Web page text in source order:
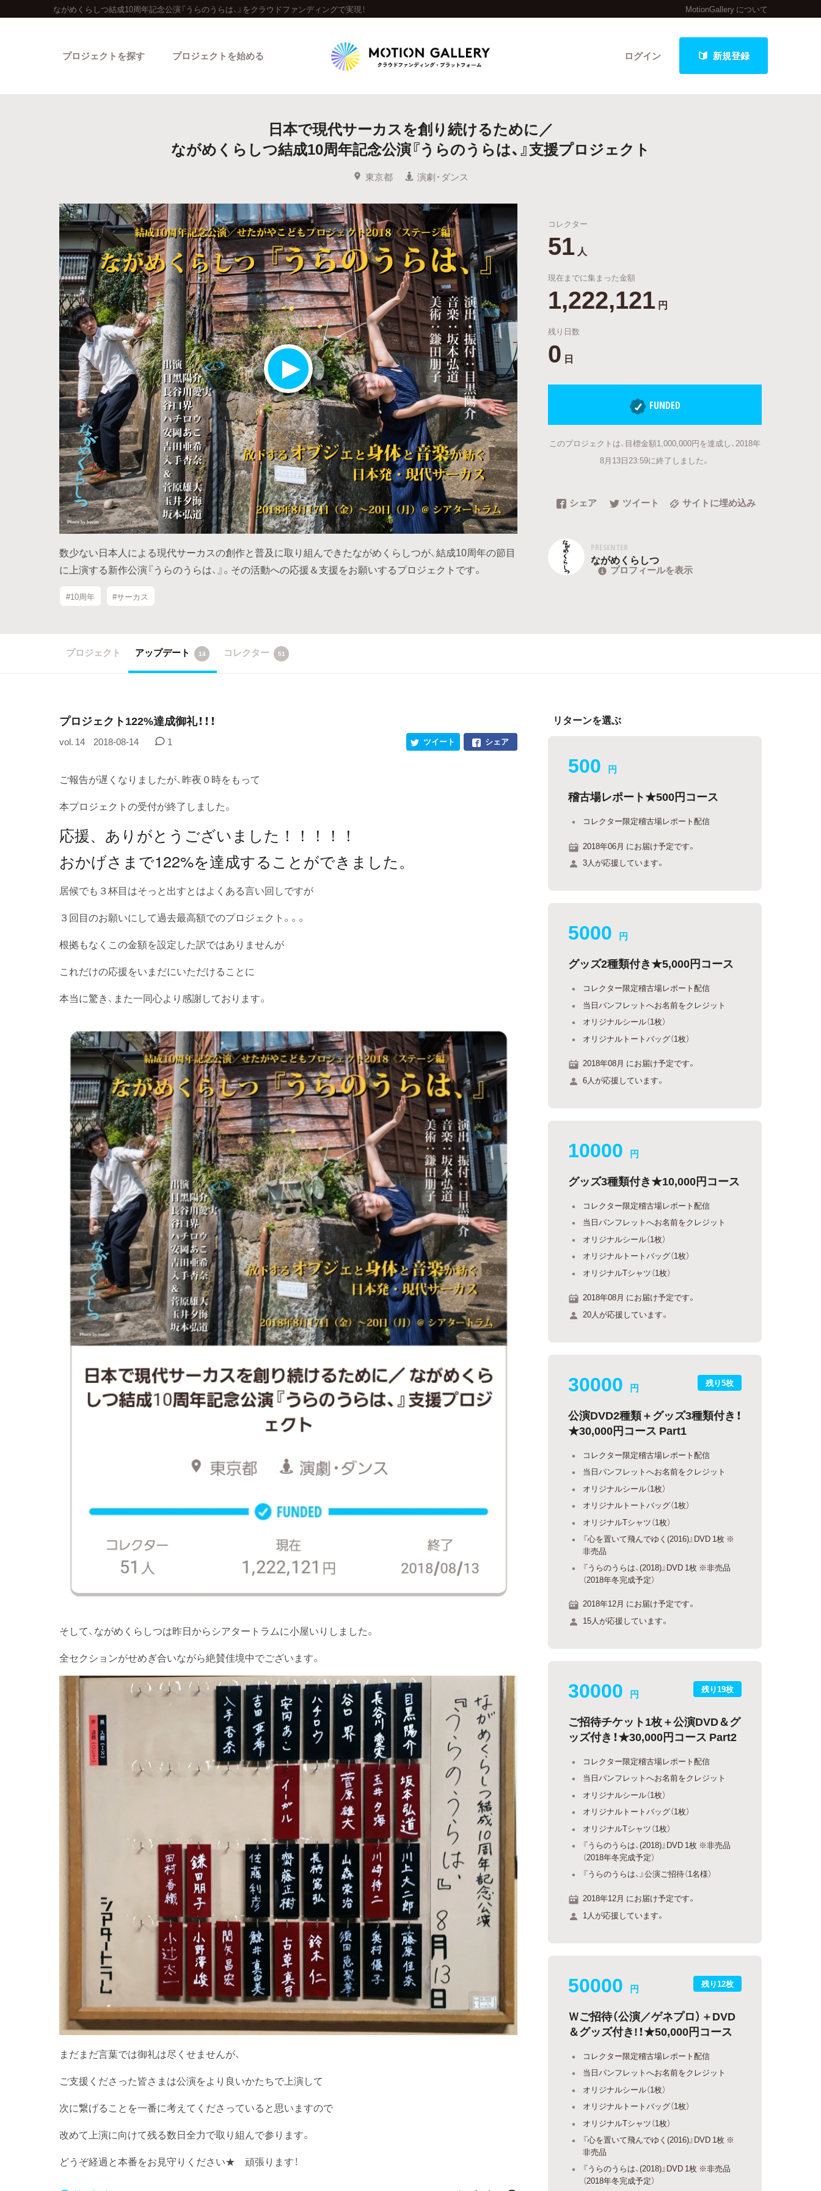
ながめくらしつ結成10周年記念公演『うらのうらは、』をクラウドファンディングで実現！ MotionGallery について
ログイン 新規登録
プロジェクトを探す
人気のプロジェクト 新着プロジェクト 終了間近のプロジェクト
Feature
カテゴリーから探す タグから探す キュレーターから探す 特集から探す
Legendary
最新達成プロジェクト 調達額が大きいプロジェクト
プロジェクトを始める
日本で現代サーカスを創り続けるために／
ながめくらしつ結成10周年記念公演『うらのうらは、』支援プロジェクト
東京都 演劇・ダンス
数少ない日本人による現代サーカスの創作と普及に取り組んできたながめくらしつが、結成10周年の節目
に上演する新作公演『うらのうらは、』。その活動への応援＆支援をお願いするプロジェクトです。
#10周年 #サーカス
コレクター
51 人
現在までに集まった金額
1,222,121 円
残り日数
0 日
FUNDED
このプロジェクトは、目標金額1,000,000円を達成し、2018年
8月13日23:59に終了しました。
シェア ツイート サイトに埋め込み
PRESENTER
ながめくらしつ
プロフィールを表示
プロジェクト アップデート 14 コレクター 51
プロジェクト122%達成御礼！！！
vol. 14 2018-08-14 1 シェア
ツイート
ご報告が遅くなりましたが、昨夜０時をもって
本プロジェクトの受付が終了しました。
応援、ありがとうございました！！！！！
おかげさまで122%を達成することができました。
居候でも３杯目はそっと出すとはよくある言い回しですが
３回目のお願いにして過去最高額でのプロジェクト。。。
根拠もなくこの金額を設定した訳ではありませんが
これだけの応援をいまだにいただけることに
本当に驚き、また一同心より感謝しております。
そして、ながめくらしつは昨日からシアタートラムに小屋いりしました。
全セクションがせめぎ合いながら絶賛佳境中でございます。
まだまだ言葉では御礼は尽くせませんが、
ご支援くださった皆さまは公演をより良いかたちで上演して
次に繋げることを一番に考えてくださっていると思いますので
改めて上演に向けて残る数日全力で取り組んで参ります。
どうぞ経過と本番をお見守りください★ 頑張ります！
リターンを選ぶ
500 円
稽古場レポート★500円コース
コレクター限定稽古場レポート配信
2018年06月 にお届け予定です。
3人が応援しています。
5000 円
グッズ2種類付き★5,000円コース
コレクター限定稽古場レポート配信
当日パンフレットへお名前をクレジット
オリジナルシール（1枚）
オリジナルトートバッグ（1枚）
2018年08月 にお届け予定です。
6人が応援しています。
10000 円
グッズ3種類付き★10,000円コース
コレクター限定稽古場レポート配信
当日パンフレットへお名前をクレジット
オリジナルシール（1枚）
オリジナルトートバッグ（1枚）
オリジナルTシャツ（1枚）
2018年08月 にお届け予定です。
20人が応援しています。
残り5枚
30000 円
公演DVD2種類＋グッズ3種類付き！
★30,000円コース Part1
コレクター限定稽古場レポート配信
当日パンフレットへお名前をクレジット
オリジナルシール（1枚）
オリジナルトートバッグ（1枚）
オリジナルTシャツ（1枚）
『心を置いて飛んでゆく(2016)』DVD 1枚 ※
非売品
『うらのうらは、(2018)』DVD 1枚 ※非売品
（2018年冬完成予定）
2018年12月 にお届け予定です。
15人が応援しています。
残り19枚
30000 円
ご招待チケット1枚＋公演DVD＆グ
ッズ付き！★30,000円コース Part2
コレクター限定稽古場レポート配信
当日パンフレットへお名前をクレジット
オリジナルシール（1枚）
オリジナルトートバッグ（1枚）
オリジナルTシャツ（1枚）
『うらのうらは、(2018)』DVD 1枚 ※非売品
（2018年冬完成予定）
『うらのうらは、』公演ご招待（1名様）
2018年12月 にお届け予定です。
1人が応援しています。
残り12枚
50000 円
Ｗご招待（公演／ゲネプロ）＋DVD
＆グッズ付き!！★50,000円コース
コレクター限定稽古場レポート配信
当日パンフレットへお名前をクレジット
オリジナルシール（1枚）
オリジナルトートバッグ（1枚）
オリジナルTシャツ（1枚）
『心を置いて飛んでゆく(2016)』DVD 1枚 ※
非売品
『うらのうらは、(2018)』DVD 1枚 ※非売品
（2018年冬完成予定）